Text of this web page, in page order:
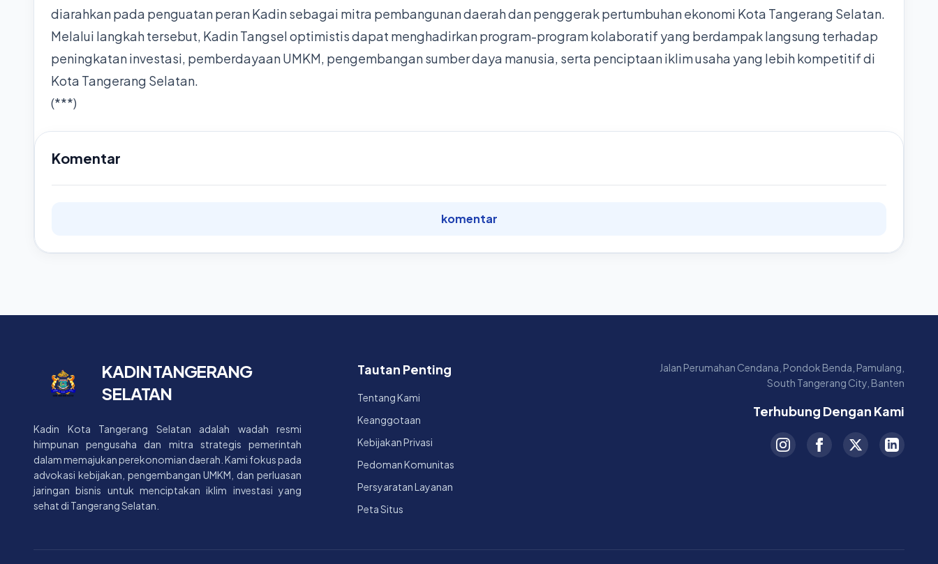
diarahkan pada penguatan peran Kadin sebagai mitra pembangunan daerah dan penggerak pertumbuhan ekonomi Kota Tangerang Selatan.
Melalui langkah tersebut, Kadin Tangsel optimistis dapat menghadirkan program-program kolaboratif yang berdampak langsung terhadap
peningkatan investasi, pemberdayaan UMKM, pengembangan sumber daya manusia, serta penciptaan iklim usaha yang lebih kompetitif di
Kota Tangerang Selatan.
(***)
Komentar
komentar
KADIN TANGERANG
SELATAN
Kadin Kota Tangerang Selatan adalah wadah resmi
himpunan pengusaha dan mitra strategis pemerintah
dalam memajukan perekonomian daerah. Kami fokus pada
advokasi kebijakan, pengembangan UMKM, dan perluasan
jaringan bisnis untuk menciptakan iklim investasi yang
sehat di Tangerang Selatan.
Tautan Penting
Tentang Kami
Keanggotaan
Kebijakan Privasi
Pedoman Komunitas
Persyaratan Layanan
Peta Situs
Jalan Perumahan Cendana, Pondok Benda, Pamulang,
South Tangerang City, Banten
Terhubung Dengan Kami